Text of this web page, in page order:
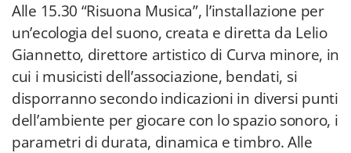
Alle 15.30 “Risuona Musica”, l’installazione per
un’ecologia del suono, creata e diretta da Lelio
Giannetto, direttore artistico di Curva minore, in
cui i musicisti dell’associazione, bendati, si
disporranno secondo indicazioni in diversi punti
dell’ambiente per giocare con lo spazio sonoro, i
parametri di durata, dinamica e timbro. Alle